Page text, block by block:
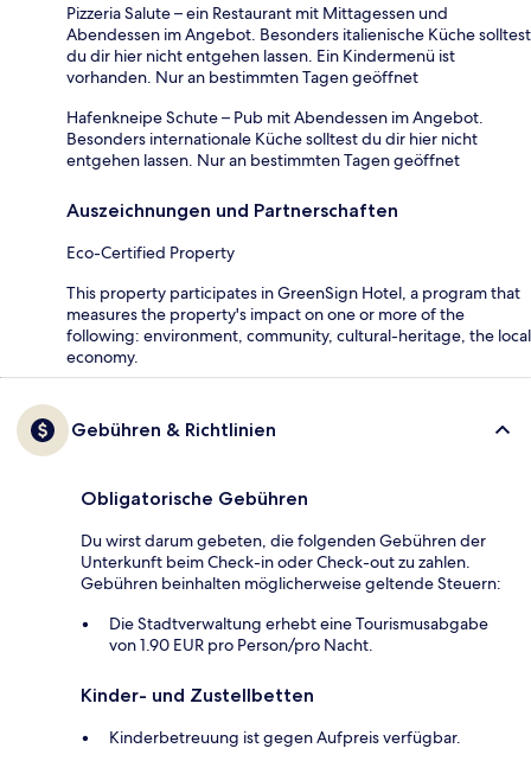
Pizzeria Salute – ein Restaurant mit Mittagessen und
Abendessen im Angebot. Besonders italienische Küche solltest
du dir hier nicht entgehen lassen. Ein Kindermenü ist
vorhanden. Nur an bestimmten Tagen geöffnet
Hafenkneipe Schute – Pub mit Abendessen im Angebot.
Besonders internationale Küche solltest du dir hier nicht
entgehen lassen. Nur an bestimmten Tagen geöffnet
Auszeichnungen und Partnerschaften
Eco-Certified Property
This property participates in GreenSign Hotel, a program that
measures the property's impact on one or more of the
following: environment, community, cultural-heritage, the local
economy.
Gebühren & Richtlinien
Obligatorische Gebühren
Du wirst darum gebeten, die folgenden Gebühren der
Unterkunft beim Check-in oder Check-out zu zahlen.
Gebühren beinhalten möglicherweise geltende Steuern:
Die Stadtverwaltung erhebt eine Tourismusabgabe
von 1.90 EUR pro Person/pro Nacht.
Kinder- und Zustellbetten
Kinderbetreuung ist gegen Aufpreis verfügbar.